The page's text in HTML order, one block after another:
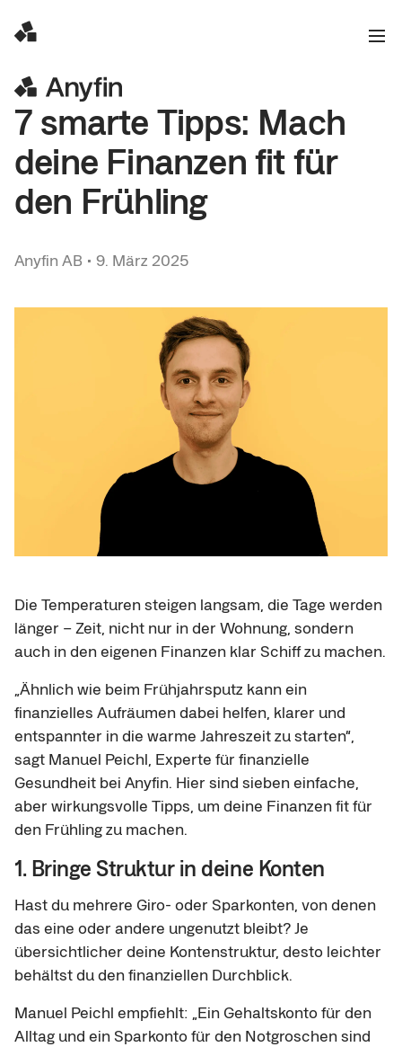
7 smarte Tipps: Mach
deine Finanzen fit für
den Frühling
Anyfin AB • 9. März 2025
Die Temperaturen steigen langsam, die Tage werden
länger – Zeit, nicht nur in der Wohnung, sondern
auch in den eigenen Finanzen klar Schiff zu machen.
„Ähnlich wie beim Frühjahrsputz kann ein
finanzielles Aufräumen dabei helfen, klarer und
entspannter in die warme Jahreszeit zu starten“,
sagt Manuel Peichl, Experte für finanzielle
Gesundheit bei Anyfin. Hier sind sieben einfache,
aber wirkungsvolle Tipps, um deine Finanzen fit für
den Frühling zu machen.
1. Bringe Struktur in deine Konten
Hast du mehrere Giro- oder Sparkonten, von denen
das eine oder andere ungenutzt bleibt? Je
übersichtlicher deine Kontenstruktur, desto leichter
behältst du den finanziellen Durchblick.
Manuel Peichl empfiehlt: „Ein Gehaltskonto für den
Alltag und ein Sparkonto für den Notgroschen sind